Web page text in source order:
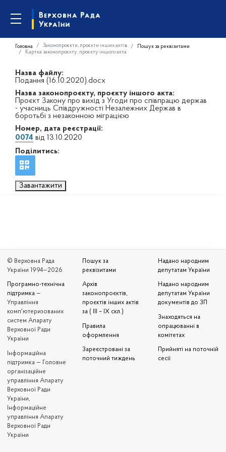
Головна Законопроєкти, проєкти інших актів
Пошук за реквізитами
Картка законопроєкту, проєкту іншого акта
Назва файлу:
Подання (16.10.2020).docx
Назва законопроєкту, проєкту іншого акта:
Проєкт Закону про вихід з Угоди про співпрацю держав
- учасниць Співдружності Незалежних Держав в
боротьбі з незаконною міграцією
Номер, дата реєстрації:
0074 від 13.10.2020
Поділитись:
Завантажити
© Верховна Рада
України 1994—2026
Програмно-технічна
підтримка —
Управління
комп'ютеризованих
систем Апарату
Верховної Ради
України
Iнформаційна
підтримка — Головне
організаційне
управління Апарату
Верховної Ради
України,
Інформаційне
управління Апарату
Верховної Ради
України
Пошук за
реквізитами
Архів
законопроєктів,
проєктів інших актів
за ( III – IX скл.)
Правила
оформлення
Зареєстровані за
поточний тиждень
Надано народним
депутатам України
Надано народним
депутатам України
документів до ЗП
Знаходяться на
опрацюванні в
комітетах
Прийняті на поточній
сесії